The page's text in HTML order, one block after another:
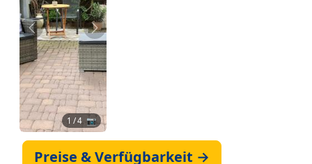
Zurück Weiter
1 / 4 📷
Preise & Verfügbarkeit →